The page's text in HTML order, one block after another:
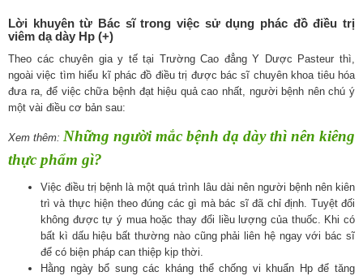
Lời khuyên từ Bác sĩ trong việc sử dụng phác đồ điều trị
viêm dạ dày Hp (+)
Theo các chuyên gia y tế tại Trường Cao đẳng Y Dược Pasteur thì,
ngoài việc tìm hiểu kĩ phác đồ điều trị được bác sĩ chuyên khoa tiêu hóa
đưa ra, để việc chữa bệnh đạt hiệu quả cao nhất, người bệnh nên chú ý
một vài điều cơ bản sau:
Xem thêm: Những người mắc bệnh dạ dày thì nên kiêng
thực phẩm gì?
Việc điều trị bệnh là một quá trình lâu dài nên người bệnh nên kiên
trì và thực hiện theo đúng các gì mà bác sĩ đã chỉ định. Tuyệt đối
không được tự ý mua hoặc thay đổi liều lượng của thuốc. Khi có
bất kì dấu hiệu bất thường nào cũng phải liên hệ ngay với bác sĩ
để có biện pháp can thiệp kịp thời.
Hằng ngày bổ sung các kháng thể chống vi khuẩn Hp để tăng